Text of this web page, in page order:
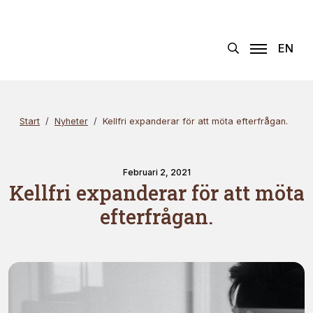
EN
Start Nyheter Kellfri expanderar för att möta efterfrågan.
Februari 2, 2021
Kellfri expanderar för att möta
efterfrågan.